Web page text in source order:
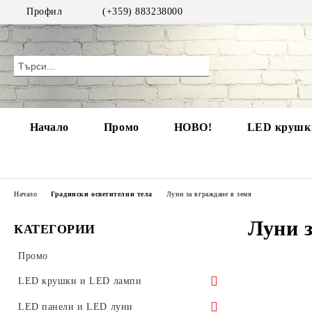
Профил (+359) 883238000
Начало Промо НОВО! LED
КАТЕГОРИИ
Промо
LED крушки и LED лампи
LED крушки
LED панели и LED луни
Начало Градински осветителни тела Луни за вграждане в земя
Луни